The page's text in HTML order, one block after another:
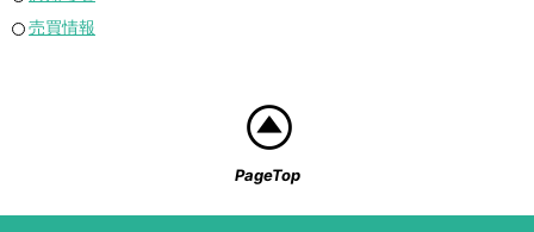
売買情報
PageTop